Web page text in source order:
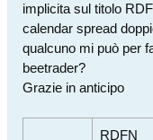
implicita sul titolo
calendar spread
qualcuno mi può per
beetrader?
Grazie in anticipo
RDFN